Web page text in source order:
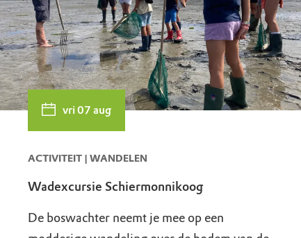
vri 07 aug
ACTIVITEIT | WANDELEN
Wadexcursie Schiermonnikoog
De boswachter neemt je mee op een